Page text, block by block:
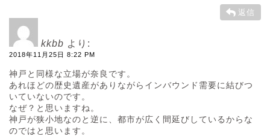
返信
kkbb より:
2018年11月25日 8:22 PM
神戸と同様な立場が奈良です。
あれほどの歴史遺産がありながらインバウンド需要に結びつ
いていないのです。
なぜ？と思いますね。
神戸が狭小地なのと逆に、都市が広く間延びしているからな
のではと思います。